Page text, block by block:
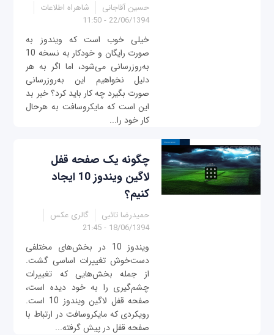
حسین آقاجانی
شاهراه اطلاعات
22/06/1394 - 11:50
خیلی خوب است که ویندوز به
صورت رایگان و خودکار به نسخه 10
به‌روزرسانی می‌شود، اما اگر به هر
دلیل نخواهیم این به‌روزرسانی
صورت بگیرد چه کار باید کرد؟ خبر بد
این است که مایکروسافت به هرحال
کار خود را...
چگونه یک صفحه قفل
لاگین ویندوز 10 ایجاد
کنیم؟
حمیدرضا تائبی
گالری عکس
18/06/1394 - 21:45
ویندوز 10 در بخش‌های مختلفی
دست‌خوش تغییرات اساسی گشت.
از جمله بخش‌هایی که تغییرات
چشم‌گیری را به خود دیده است،
صفحه قفل لاگین ویندوز 10 است.
رویکردی که مایکروسافت در ارتباط با
صفحه قفل در پیش گرفته...